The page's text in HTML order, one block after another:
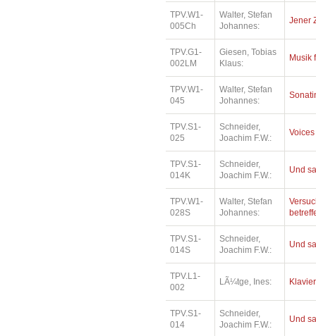
TPV.W1-
005Ch
Walter, Stefan
Johannes:
Jener
TPV.G1-
002LM
Giesen, Tobias
Klaus:
Musik
TPV.W1-
045
Walter, Stefan
Johannes:
TPV.S1-
025
Schneider,
Joachim F.W.:
TPV.S1-
014K
Schneider,
Joachim F.W.:
Und
TPV.W1-
028S
Walter, Stefan
Johannes:
TPV.S1-
014S
Schneider,
Joachim F.W.:
Und
TPV.L1-
002
LÃ¼tge, Ines:
TPV.S1-
014
Schneider,
Joachim F.W.:
Und